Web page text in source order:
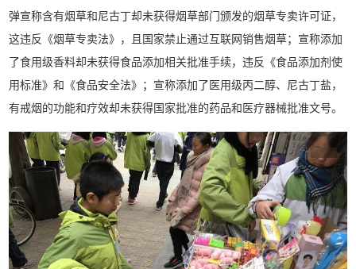
弹宣称含有烟草和尼古丁却未获得烟草部门颁发的烟草专卖许可证，
这违反《烟草专卖法》，且国家禁止通过互联网销售烟草；宣称添加
了食用级香料却未获得食品添加相关批准手续，违反《食品添加剂使
用标准》和《食品安全法》；宣称添加了医用级丙二醇、尼古丁盐，
有戒烟的功能和疗效却未获得国家批准的药品和医疗器械批准文号。